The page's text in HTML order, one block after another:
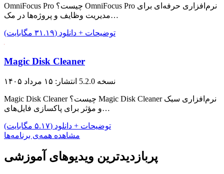
OmniFocus Pro چیست؟ OmniFocus Pro نرم‌افزاری حرفه‌ای برای
مدیریت وظایف و پروژه‌ها در مک…
توضیحات + دانلود (۳۱.۱۹ مگابایت)
Magic Disk Cleaner
نسخه 5.2.0 انتشار: ۱۵ مرداد ۱۴۰۵
Magic Disk Cleaner چیست؟ Magic Disk Cleaner نرم‌افزاری سبک
و مؤثر برای پاکسازی فایل‌های…
توضیحات + دانلود (۵.۱۷ مگابایت)
مشاهده همه‌ی برنامه‌ها
پربازدید‌ترین ویدیو‌های آموزشی